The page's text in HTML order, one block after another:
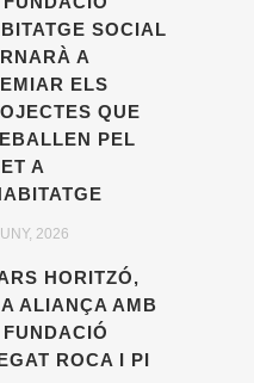
SOCIAL
A
ELS
QUE
PEL
A
2026
HORITZÓ,
ALIANÇA AMB
ROCA I PI